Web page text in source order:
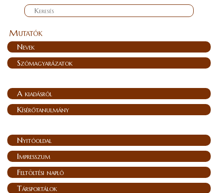
Mutatók
Nevek
Szómagyarázatok
A kiadásról
Kísérőtanulmány
Nyitóoldal
Impresszum
Feltöltési napló
Társportálok